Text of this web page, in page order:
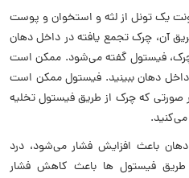
یک تونل از لثه و استخوان و پوست
آن، چرک تجمع یافته در داخل دهان
چرک، فیستول گفته می‌شود. ممکن است
داخل دهان ببینید. فیستول ممکن است
که چرک از طریق فیستول تخلیه
باعث افزایش فشار می‌شود، درد
طریق فیستول ها باعث کاهش فشار